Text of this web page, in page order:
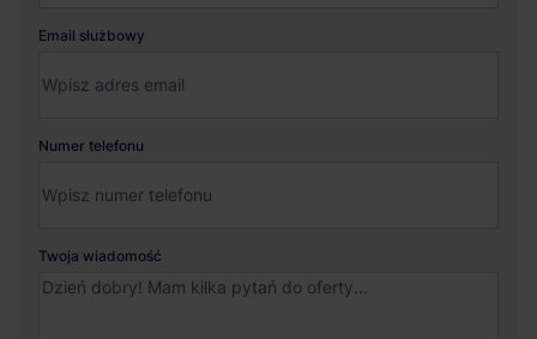
Email służbowy
Numer telefonu
Twoja wiadomość